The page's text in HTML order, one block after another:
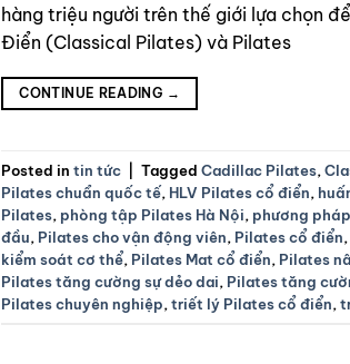
hàng triệu người trên thế giới lựa chọn
Điển (Classical Pilates) và Pilates
CONTINUE READING →
Posted in tin tức Tagged Cadillac Pilates,
Pilates chuẩn quốc tế, HLV Pilates cổ điển,
Pilates, phòng tập Pilates Hà Nội, phương
đầu, Pilates cho vận động viên, Pilates cổ điển,
kiểm soát cơ thể, Pilates Mat cổ điển, Pilates
Pilates tăng cường sự dẻo dai, Pilates tăng
Pilates chuyên nghiệp, triết lý Pilates cổ điển,